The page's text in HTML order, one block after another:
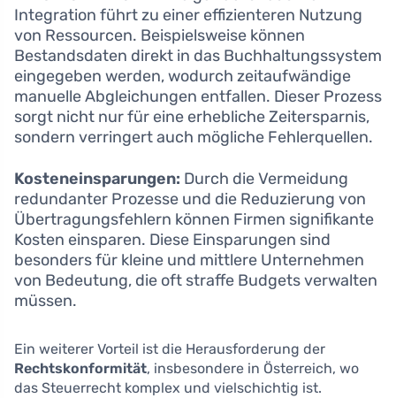
Integration führt zu einer effizienteren Nutzung
von Ressourcen. Beispielsweise können
Bestandsdaten direkt in das Buchhaltungssystem
eingegeben werden, wodurch zeitaufwändige
manuelle Abgleichungen entfallen. Dieser Prozess
sorgt nicht nur für eine erhebliche Zeitersparnis,
sondern verringert auch mögliche Fehlerquellen.
Kosteneinsparungen: Durch die Vermeidung
redundanter Prozesse und die Reduzierung von
Übertragungsfehlern können Firmen signifikante
Kosten einsparen. Diese Einsparungen sind
besonders für kleine und mittlere Unternehmen
von Bedeutung, die oft straffe Budgets verwalten
müssen.
Ein weiterer Vorteil ist die Herausforderung der
Rechtskonformität, insbesondere in Österreich, wo
das Steuerrecht komplex und vielschichtig ist.